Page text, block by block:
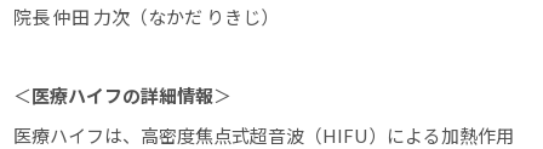
院長 仲田 力次（なかだ りきじ）
＜医療ハイフの詳細情報＞
医療ハイフは、高密度焦点式超音波（HIFU）による加熱作用